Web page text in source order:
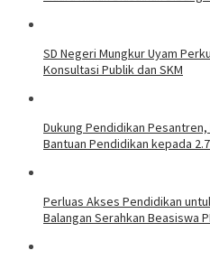
SD Negeri Mungkur Uyam
Konsultasi Publik dan SKM
Dukung Pendidikan
Bantuan Pendidikan kepada
Perluas Akses Pendidikan
Balangan Serahkan Beasiswa